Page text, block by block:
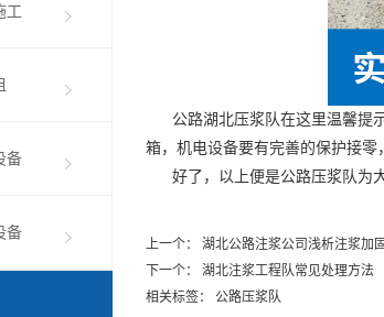
工
备
备
公路湖北压浆队在这里温馨提
箱，机电设备要有完善的保护接零
好了，以上便是公路压浆队为大
上一个：
湖北公路注浆公司浅析注浆加
下一个：
湖北注浆工程队常见处理方法
相关标签： 公路压浆队